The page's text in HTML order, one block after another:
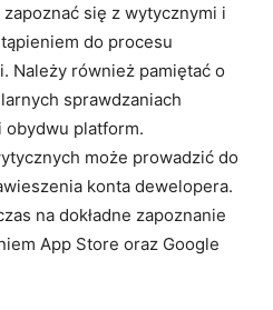
zapoznać się z wytycznymi i
do‍ procesu
Należy również ⁤pamiętać o
⁤sprawdzaniach
⁣obydwu platform.
może prowadzić do
konta dewelopera.⁢
na dokładne zapoznanie
App Store oraz Google